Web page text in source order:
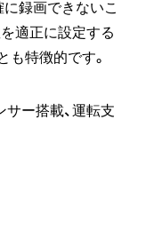
録画できないこ
適正に設定する
も特徴的です。
サー搭載、運転支